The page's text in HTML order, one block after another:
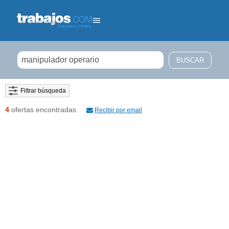
Filtrar búsqueda
4 ofertas encontradas Recibir por email